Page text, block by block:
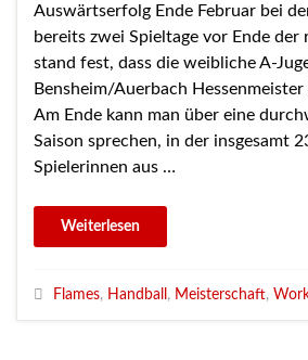
Auswärtserfolg Ende Februar bei
bereits zwei Spieltage vor Ende der
stand fest, dass die weibliche A-
Bensheim/Auerbach
Am Ende kann man über eine
Saison sprechen, in der insgesamt
Spielerinnen aus …
Flames, Handball , Meisterschaft,